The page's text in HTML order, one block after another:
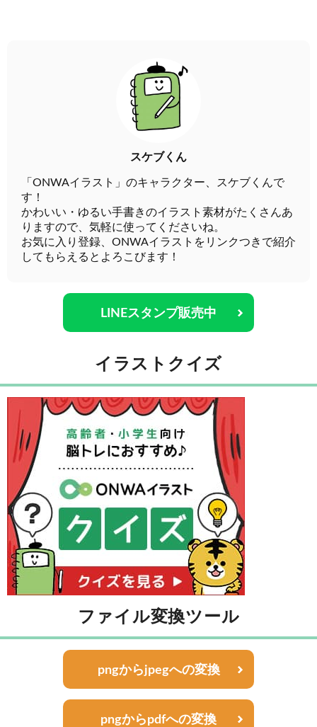
スケブくん
「ONWAイラスト」のキャラクター、スケブくんで
す！
かわいい・ゆるい手書きのイラスト素材がたくさんあ
りますので、気軽に使ってくださいね。
お気に入り登録、ONWAイラストをリンクつきで紹介
してもらえるとよろこびます！
LINEスタンプ販売中
イラストクイズ
ファイル変換ツール
pngからjpegへの変換
pngからpdfへの変換